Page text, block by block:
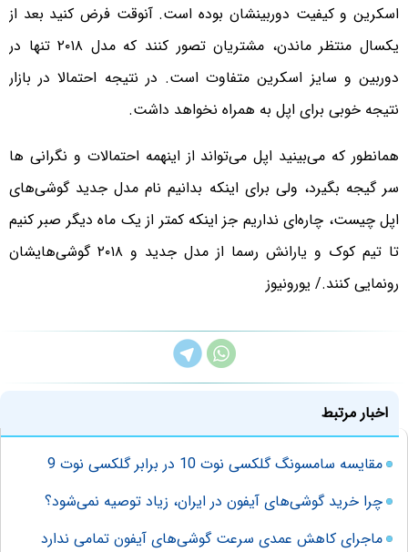
اسکرین و کیفیت دوربینشان بوده است. آنوقت فرض کنید بعد از
یکسال منتظر ماندن، مشتریان تصور کنند که مدل ۲۰۱۸ تنها در
دوربین و سایز اسکرین متفاوت است. در نتیجه احتمالا در بازار
نتیجه خوبی برای اپل به همراه نخواهد داشت.
همانطور که می‌بینید اپل می‌تواند از اینهمه احتمالات و نگرانی ها
سر گیجه بگیرد، ولی برای اینکه بدانیم نام مدل جدید گوشی‌های
اپل چیست، چاره‌ای نداریم جز اینکه کمتر از یک ماه دیگر صبر کنیم
تا تیم کوک و یارانش رسما از مدل جدید و ۲۰۱۸ گوشی‌هایشان
رونمایی کنند./ یورونیوز
اخبار مرتبط
مقایسه سامسونگ گلکسی نوت 10 در برابر گلکسی نوت 9
چرا خرید گوشی‌های آیفون در ایران، زیاد توصیه نمی‌شود؟
ماجرای کاهش عمدی سرعت گوشی‌های آیفون تمامی ندارد